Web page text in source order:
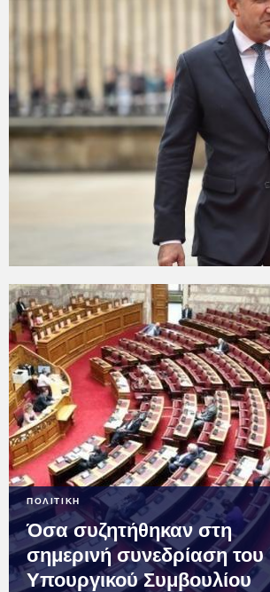
ΠΟΛΙΤΙΚΗ
Όσα συζητήθηκαν στη
σημερινή συνεδρίαση του
Υπουργικού Συμβουλίου